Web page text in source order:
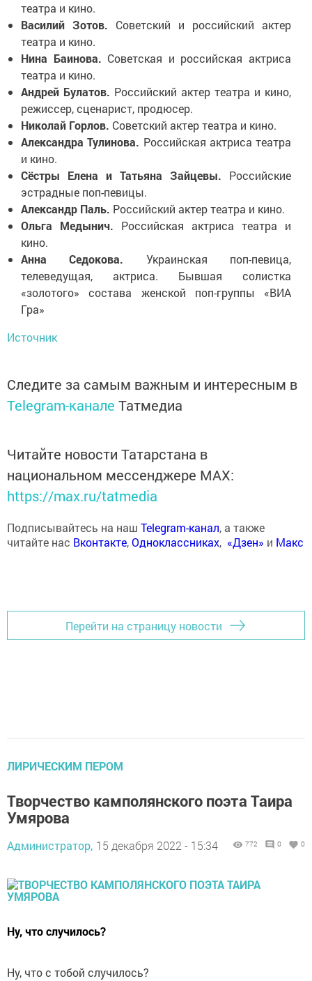
театра и кино.
Василий Зотов. Советский и российский актер
театра и кино.
Нина Баинова. Советская и российская актриса
театра и кино.
Андрей Булатов. Российский актер театра и кино,
режиссер, сценарист, продюсер.
Николай Горлов. Советский актер театра и кино.
Александра Тулинова. Российская актриса театра
и кино.
Сёстры Елена и Татьяна Зайцевы. Российские
эстрадные поп-певицы.
Александр Паль. Российский актер театра и кино.
Ольга Медынич. Российская актриса театра и
кино.
Анна Седокова. Украинская поп-певица,
телеведущая, актриса. Бывшая солистка
«золотого» состава женской поп-группы «ВИА
Гра»
Источник
Следите за самым важным и интересным в
Telegram-канале Татмедиа
Читайте новости Татарстана в
национальном мессенджере MАХ:
https://max.ru/tatmedia
Подписывайтесь на наш Telegram-канал, а также
читайте нас Вконтакте,Одноклассниках, «Дзен» и Макс
Перейти на страницу новости
ЛИРИЧЕСКИМ ПЕРОМ
Творчество камполянского поэта Таира
Умярова
Администратор, 15 декабря 2022 - 15:34 772 0 0
Ну, что случилось?
Ну, что с тобой случилось?